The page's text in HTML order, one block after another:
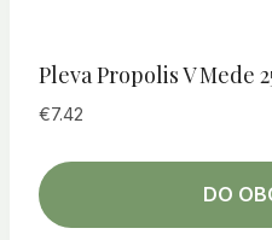
Pleva Propolis V Mede
€7.42
DO